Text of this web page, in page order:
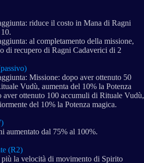
riduce il costo in Mana di Ragni
al completamento della missione,
di recupero di Ragni Cadaverici di 2
Missione: dopo aver ottenuto 50
Vudù, aumenta del 10% la Potenza
aver ottenuto 100 accumuli di Rituale Vudù,
del 10% la Potenza magica.
aumentato dal 75% al 100%.
(R2)
più la velocità di movimento di Spirito